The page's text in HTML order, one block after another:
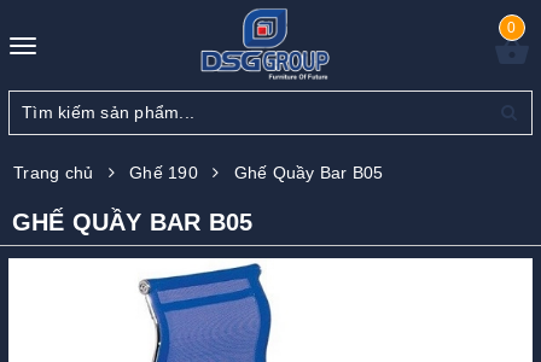
Toggle
0
Trang chủ Ghế 190 Ghế Quầy Bar B05
GHẾ QUẦY BAR B05